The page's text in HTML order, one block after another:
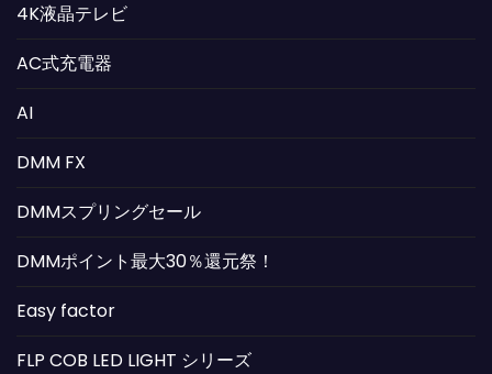
4K液晶テレビ
AC式充電器
AI
DMM FX
DMMスプリングセール
DMMポイント最大30％還元祭！
Easy factor
FLP COB LED LIGHT シリーズ